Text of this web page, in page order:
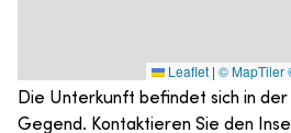
Leaflet | © MapTiler
Die Unterkunft befindet sich in
Gegend. Kontaktieren Sie den